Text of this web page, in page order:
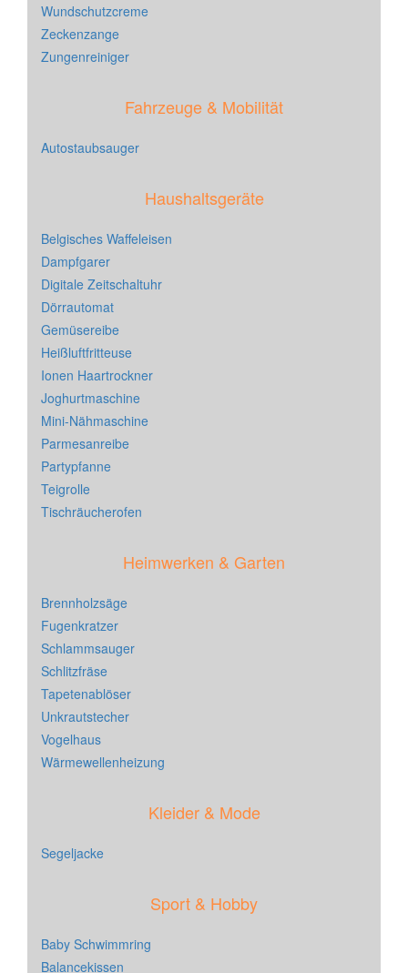
Wundschutzcreme
Zeckenzange
Zungenreiniger
Fahrzeuge & Mobilität
Autostaubsauger
Haushaltsgeräte
Belgisches Waffeleisen
Dampfgarer
Digitale Zeitschaltuhr
Dörrautomat
Gemüsereibe
Heißluftfritteuse
Ionen Haartrockner
Joghurtmaschine
Mini-Nähmaschine
Parmesanreibe
Partypfanne
Teigrolle
Tischräucherofen
Heimwerken & Garten
Brennholzsäge
Fugenkratzer
Schlammsauger
Schlitzfräse
Tapetenablöser
Unkrautstecher
Vogelhaus
Wärmewellenheizung
Kleider & Mode
Segeljacke
Sport & Hobby
Baby Schwimmring
Balancekissen